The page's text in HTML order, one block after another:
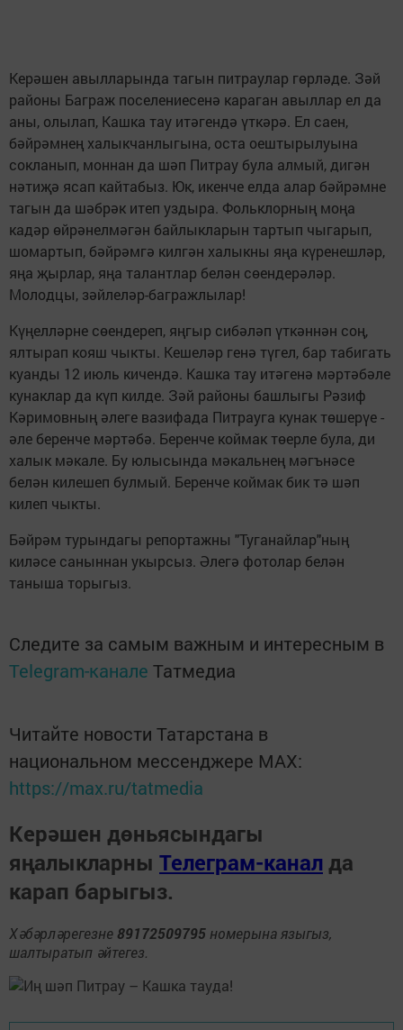
Керәшен авылларында тагын питраулар гөрләде. Зәй
районы Баграж поселениесенә караган авыллар ел да
аны, олылап, Кашка тау итәгендә үткәрә. Ел саен,
бәйрәмнең халыкчанлыгына, оста оештырылуына
сокланып, моннан да шәп Питрау була алмый, дигән
нәтиҗә ясап кайтабыз. Юк, икенче елда алар бәйрәмне
тагын да шәбрәк итеп уздыра. Фольклорның моңа
кадәр өйрәнелмәгән байлыкларын тартып чыгарып,
шомартып, бәйрәмгә килгән халыкны яңа күренешләр,
яңа җырлар, яңа талантлар белән сөендерәләр.
Молодцы, зәйлеләр-багражлылар!
Күңелләрне сөендереп, яңгыр сибәләп үткәннән соң,
ялтырап кояш чыкты. Кешеләр генә түгел, бар табигать
куанды 12 июль кичендә. Кашка тау итәгенә мәртәбәле
кунаклар да күп килде. Зәй районы башлыгы Рәзиф
Кәримовның әлеге вазифада Питрауга кунак төшерүе -
әле беренче мәртәбә. Беренче коймак төерле була, ди
халык мәкале. Бу юлысында мәкальнең мәгънәсе
белән килешеп булмый. Беренче коймак бик тә шәп
килеп чыкты.
Бәйрәм турындагы репортажны "Туганайлар"ның
киләсе саныннан укырсыз. Әлегә фотолар белән
таныша торыгыз.
Следите за самым важным и интересным в
Telegram-канале Татмедиа
Читайте новости Татарстана в
национальном мессенджере MАХ:
https://max.ru/tatmedia
Керәшен дөньясындагы
яңалыкларны Телеграм-канал да
карап барыгыз.
Хәбәрләрегезне 89172509795 номерына языгыз,
шалтыратып әйтегез.